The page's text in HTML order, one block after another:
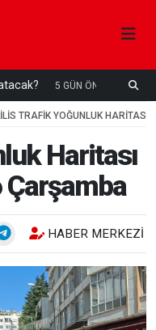
5 GÜN ÖNCE
TRAFIK YOĞUNLUK
Haritası
Çarşamba
HABER MERKEZI